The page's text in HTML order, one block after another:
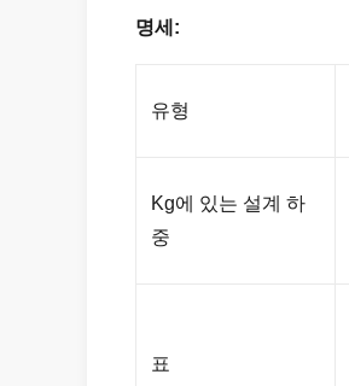
명세:
유형
Kg에 있는 설계 하
중
표